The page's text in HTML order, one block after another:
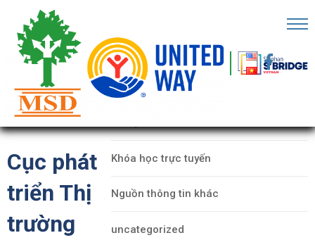
Cục phát
triển Thị
trường
CATEGORIES
Khóa học trực tuyến
Nguồn thông tin khác
uncategorized